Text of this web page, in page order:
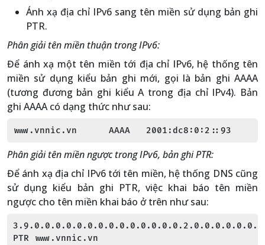
Ánh xạ địa chỉ IPv6 sang tên miền sử dụng bản ghi
PTR.
Phân giải tên miền thuận trong IPv6:
Để ánh xạ một tên miền tới địa chỉ IPv6, hệ thống tên
miền sử dụng kiểu bản ghi mới, gọi là bản ghi AAAA
(tương đương bản ghi kiểu A trong địa chỉ IPv4). Bản
ghi AAAA có dạng thức như sau:
www.vnnic.vn AAAA 2001:dc8:0:2::93
Phân giải tên miền ngược trong IPv6, bản ghi PTR:
Để ánh xạ địa chỉ IPv6 tới tên miền, hệ thống DNS cũng
sử dụng kiểu bản ghi PTR, việc khai báo tên miền
ngược cho tên miền khai báo ở trên như sau:
PTR www.vnnic.vn